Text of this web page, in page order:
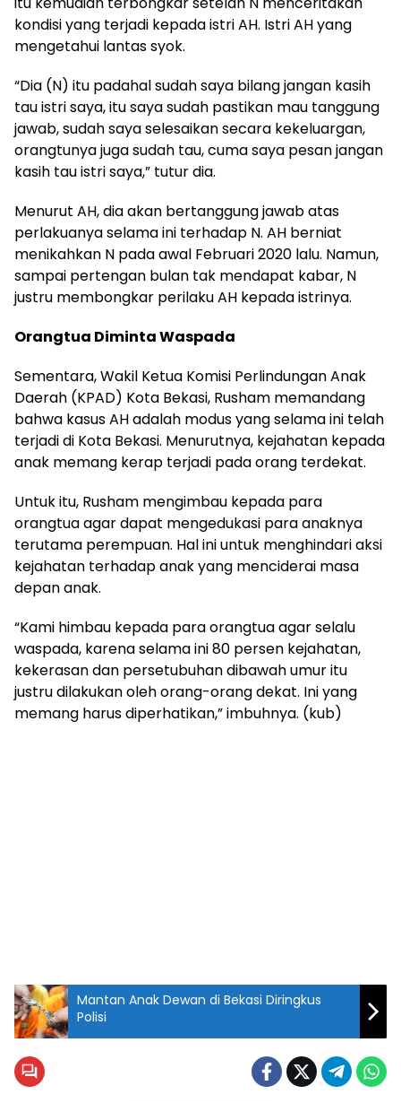
kondisi yang terjadi kepada istri AH. Istri AH yang
mengetahui lantas syok.
“Dia (N) itu padahal sudah saya bilang jangan kasih
tau istri saya, itu saya sudah pastikan mau tanggung
jawab, sudah saya selesaikan secara kekeluargan,
orangtunya juga sudah tau, cuma saya pesan jangan
kasih tau istri saya,” tutur dia.
Menurut AH, dia akan bertanggung jawab atas
perlakuanya selama ini terhadap N. AH berniat
menikahkan N pada awal Februari 2020 lalu. Namun,
sampai pertengan bulan tak mendapat kabar, N
justru membongkar perilaku AH kepada istrinya.
Orangtua Diminta Waspada
Sementara, Wakil Ketua Komisi Perlindungan Anak
Daerah (KPAD) Kota Bekasi, Rusham memandang
bahwa kasus AH adalah modus yang selama ini telah
terjadi di Kota Bekasi. Menurutnya, kejahatan kepada
anak memang kerap terjadi pada orang terdekat.
Untuk itu, Rusham mengimbau kepada para
orangtua agar dapat mengedukasi para anaknya
terutama perempuan. Hal ini untuk menghindari aksi
kejahatan terhadap anak yang menciderai masa
depan anak.
“Kami himbau kepada para orangtua agar selalu
waspada, karena selama ini 80 persen kejahatan,
kekerasan dan persetubuhan dibawah umur itu
justru dilakukan oleh orang-orang dekat. Ini yang
memang harus diperhatikan,” imbuhnya. (kub)
AH di
Mapolres
Mantan Anak Dewan di Bekasi Diringkus
Polisi